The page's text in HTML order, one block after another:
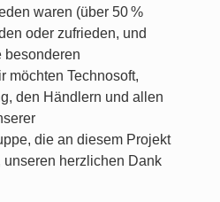
waren (über 50 %
oder zufrieden, und
besonderen
möchten Technosoft,
den Händlern und allen
die an diesem Projekt
unseren herzlichen Dank